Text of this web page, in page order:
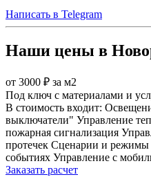
Написать в Telegram
Наши цены в
от 3000 ₽ за м2
Под ключ с материалами и
В стоимость входит:
выключатели" Управление
пожарная сигнализация
протечек Сценарии и режимы
событиях Управление с
Заказать расчет